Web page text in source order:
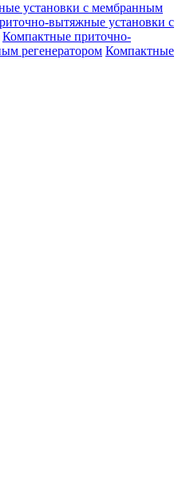
установки с мембранным
вытяжные установки с
Компактные приточно-
регенератором Компактные